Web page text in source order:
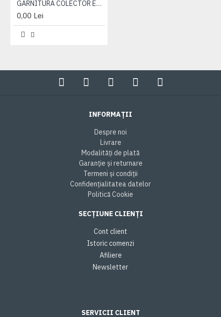
GARNITURA COLECTOR EVACUARE
0,00 Lei
INFORMAȚII
Despre noi
Livrare
Modalități de plată
Garanție și returnare
Termeni și condiții
Confidențialitatea datelor
Politică Cookie
SECȚIUNE CLIENȚI
Cont client
Istoric comenzi
Afiliere
Newsletter
SERVICII CLIENT